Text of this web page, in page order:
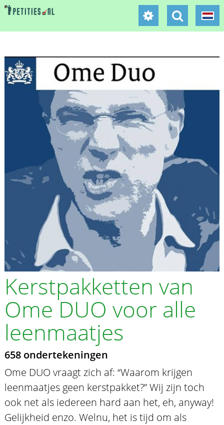
Kerstpakketten van
Ome DUO voor alle
leenmaatjes
658 ondertekeningen
Ome DUO vraagt zich af: “Waarom krijgen
leenmaatjes geen kerstpakket?” Wij zijn toch
ook net als iedereen hard aan het, eh, anyway!
Gelijkheid enzo. Welnu, het is tijd om als